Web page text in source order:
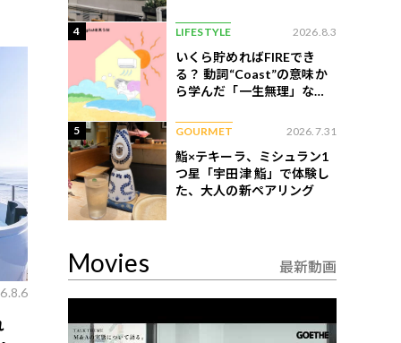
4 LIFESTYLE 2026.8.3
いくら貯めればFIREでき
る？ 動詞“Coast”の意味か
ら学んだ「一生無理」な切
5 GOURMET 2026.7.31
鮨×テキーラ、ミシュラン1
つ星「宇田津 鮨」で体験し
た、大人の新ペアリング
Movies 最新動画